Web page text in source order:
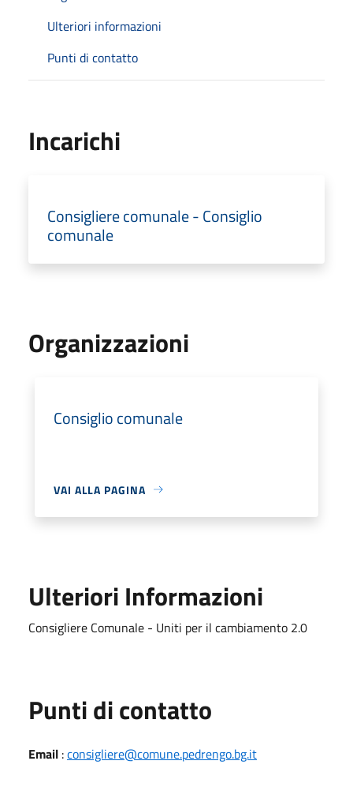
Ulteriori informazioni
Punti di contatto
Incarichi
Consigliere comunale - Consiglio
comunale
Organizzazioni
Consiglio comunale
VAI ALLA PAGINA
Ulteriori Informazioni
Consigliere Comunale - Uniti per il cambiamento 2.0
Punti di contatto
Email :consigliere@comune.pedrengo.bg.it